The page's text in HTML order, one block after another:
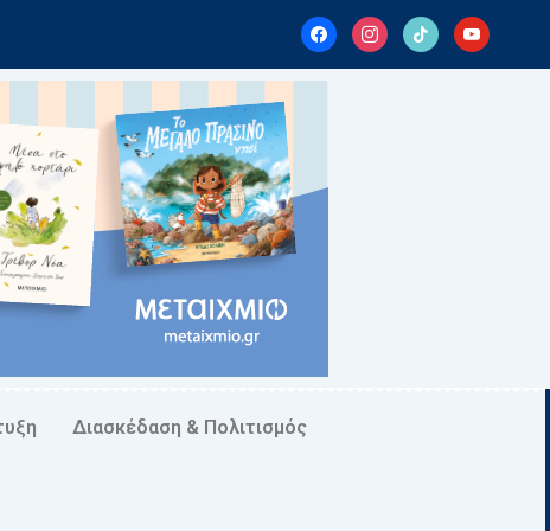
facebookinstagram
tiktok youtube
Διασκέδαση & Πολιτισμός